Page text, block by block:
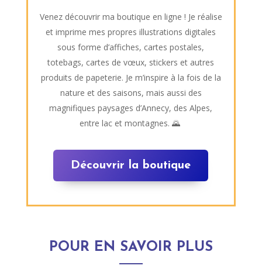
Venez découvrir ma boutique en ligne ! Je réalise
et imprime mes propres illustrations digitales
sous forme d’affiches, cartes postales,
totebags, cartes de vœux, stickers et autres
produits de papeterie. Je m’inspire à la fois de la
nature et des saisons, mais aussi des
magnifiques paysages d’Annecy, des Alpes,
entre lac et montagnes. 🌄
Découvrir la boutique
POUR EN SAVOIR PLUS